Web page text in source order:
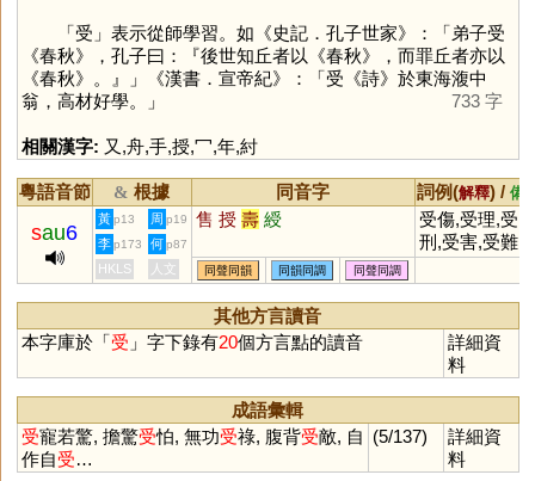
「受 」表示從師學習。如《史記．孔子世家》：「弟子受
《春秋》，孔子曰：『後世知丘者以《春秋》，而罪丘者亦以
《春秋》。』」《漢書．宣帝紀》：「受《詩》於東海澓中
翁，高材好學。」
733 字
相關漢字: 又,舟,手,授,冖,年,紂
粵語音節 & 根據 同音字 詞例(解釋) / 備
sau6
黃 p13 周 p19 售 授 壽 綬
受傷,受理,受
刑,受害,受難,
受益,受訓,受
惠,受騙,受託,
受罰,受雇,受
賄,受辱,受聘,
受驚,受教,受邀
者,受累,受禮,
受業,受洗,受
戒,受苦受難,受
寵若驚,受之無
愧,受款,受精
李 p173 何 p87
HKLS 人文 同聲同韻 同韻同調 同聲同調
其他方言讀音
本字庫於「受 」字下錄有20個方言點的讀音
詳細資
料
成語彙輯
受寵若驚, 擔驚受怕, 無功受祿, 腹背受敵, 自
作自受…
(5/137)
詳細資
料